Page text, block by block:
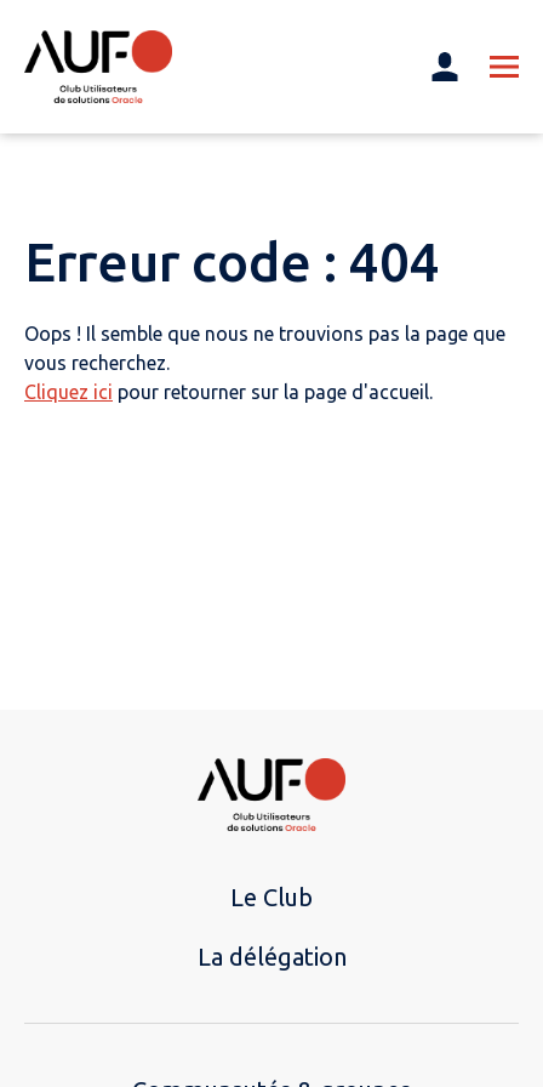
Erreur code : 404
Oops ! Il semble que nous ne trouvions pas la page que
vous recherchez.
Cliquez ici pour retourner sur la page d'accueil.
Le Club
La délégation